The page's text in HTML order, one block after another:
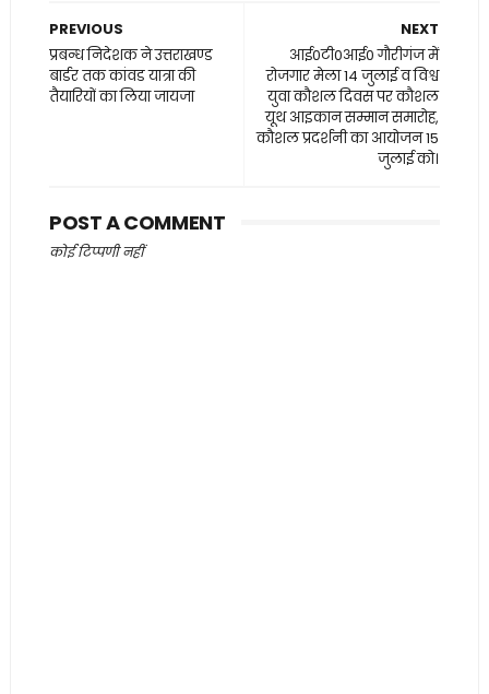
NEXT
आई0टी0आई0 गौरीगंज में
रोजगार मेला 14 जुलाई व विश्व
युवा कौशल दिवस पर कौशल
यूथ आइकान सम्मान समारोह,
कौशल प्रदर्शनी का आयोजन 15
जुलाई को।
PREVIOUS
प्रबन्ध निदेशक ने उत्तराखण्ड
बार्डर तक कांवड यात्रा की
तैयारियों का लिया जायजा
POST A COMMENT
कोई टिप्पणी नहीं